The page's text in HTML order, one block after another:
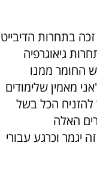
בתחרות הדיבייט
גיאוגרפיה
החומר ממנו
מאמין שלימודים
הכל בשל
האלה
יגמר וכרגע עבורי